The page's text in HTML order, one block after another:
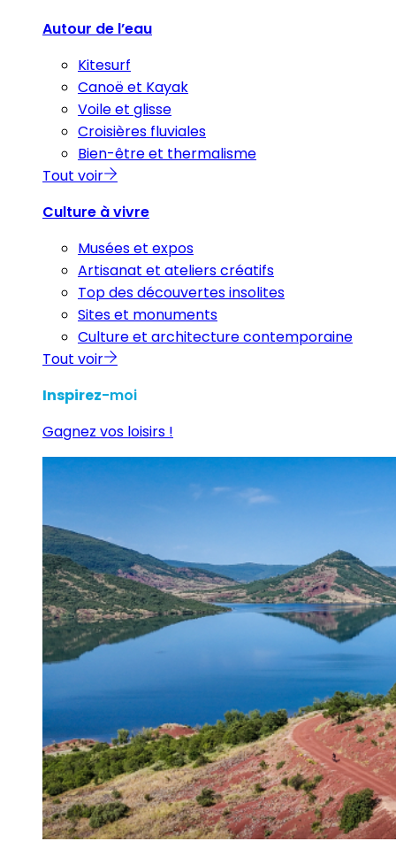
Autour de l’eau
Kitesurf
Canoë et Kayak
Voile et glisse
Croisières fluviales
Bien-être et thermalisme
Tout voir
Culture à vivre
Musées et expos
Artisanat et ateliers créatifs
Top des découvertes insolites
Sites et monuments
Culture et architecture contemporaine
Tout voir
Inspirez-moi
Gagnez vos loisirs !